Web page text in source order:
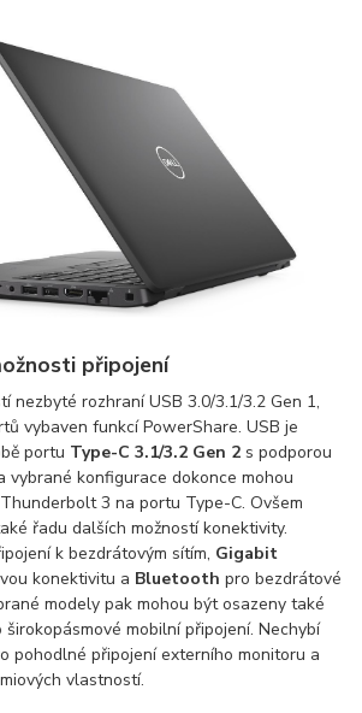
připojení
nezbyté rozhraní USB 3.0/3.1/3.2 Gen 1,
vybaven funkcí PowerShare. USB je
portu Type-C 3.1/3.2 Gen 2 s podporou
vybrané konfigurace dokonce mohou
3 na portu Type-C. Ovšem
řadu dalších možností konektivity.
k bezdrátovým sítím, Gigabit
konektivitu a Bluetooth pro bezdrátové
modely pak mohou být osazeny také
mobilní připojení. Nechybí
pohodlné připojení externího monitoru a
vlastností.